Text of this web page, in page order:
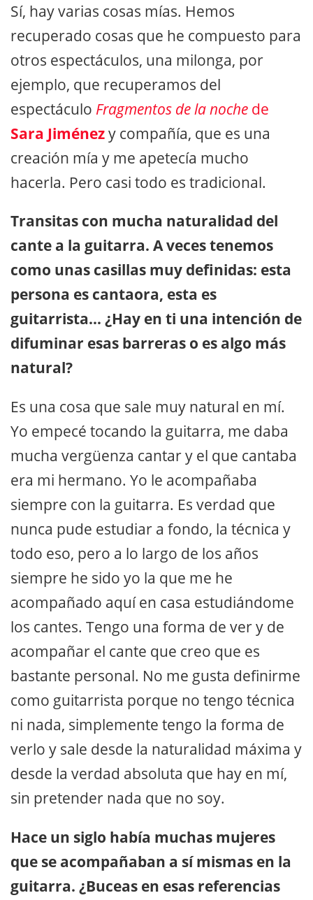
Sí, hay varias cosas mías. Hemos
recuperado cosas que he compuesto para
otros espectáculos, una milonga, por
ejemplo, que recuperamos del
espectáculo Fragmentos de la noche de
Sara Jiménezy compañía, que es una
creación mía y me apetecía mucho
hacerla. Pero casi todo es tradicional.
Transitas con mucha naturalidad del
cante a la guitarra. A veces tenemos
como unas casillas muy definidas: esta
persona es cantaora, esta es
guitarrista… ¿Hay en ti una intención de
difuminar esas barreras o es algo más
natural?
Es una cosa que sale muy natural en mí.
Yo empecé tocando la guitarra, me daba
mucha vergüenza cantar y el que cantaba
era mi hermano. Yo le acompañaba
siempre con la guitarra. Es verdad que
nunca pude estudiar a fondo, la técnica y
todo eso, pero a lo largo de los años
siempre he sido yo la que me he
acompañado aquí en casa estudiándome
los cantes. Tengo una forma de ver y de
acompañar el cante que creo que es
bastante personal. No me gusta definirme
como guitarrista porque no tengo técnica
ni nada, simplemente tengo la forma de
verlo y sale desde la naturalidad máxima y
desde la verdad absoluta que hay en mí,
sin pretender nada que no soy.
Hace un siglo había muchas mujeres
que se acompañaban a sí mismas en la
guitarra. ¿Buceas en esas referencias